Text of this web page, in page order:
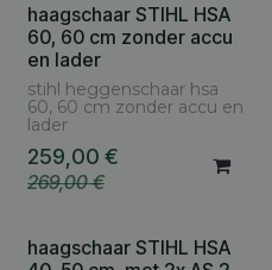
haagschaar STIHL HSA
60, 60 cm zonder accu
en lader
stihl heggenschaar hsa
60, 60 cm zonder accu en
lader
259,00 €
269,00€
Cashback AS € 30
haagschaar STIHL HSA